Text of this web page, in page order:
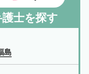
士を探す
島